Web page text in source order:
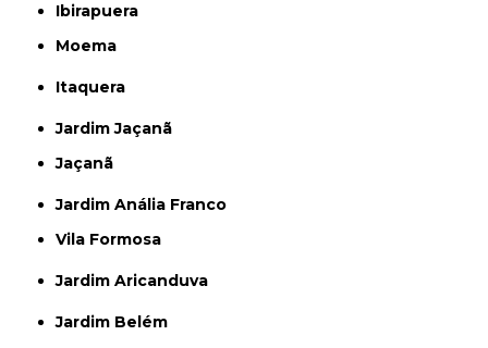
Ibirapuera
Moema
Itaquera
Jardim Jaçanã
Jaçanã
Jardim Anália Franco
Vila Formosa
Jardim Aricanduva
Jardim Belém